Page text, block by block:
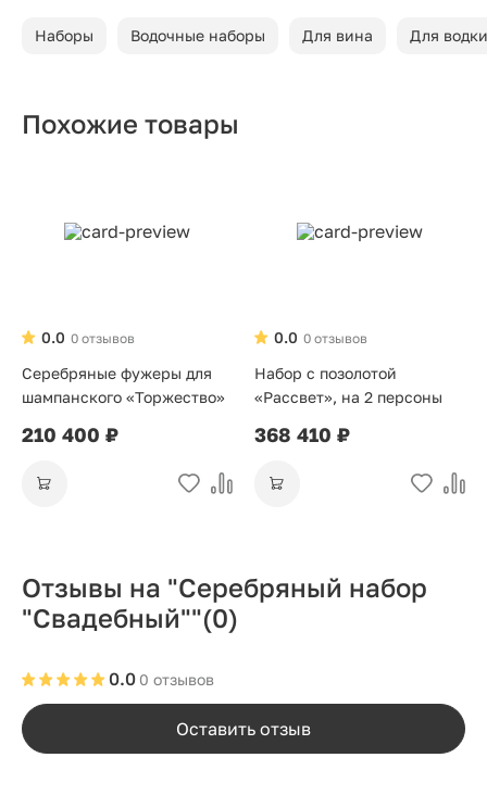
Наборы Водочные наборы Для вина Для водки
Похожие товары
0 отзывов
0.0
Серебряные фужеры для
шампанского «Торжество»
210 400 ₽
0 отзывов
0.0
Набор с позолотой
«Рассвет», на 2 персоны
368 410 ₽
Отзывы на "Серебряный набор
"Свадебный""(0)
0 отзывов
0.0
Оставить отзыв